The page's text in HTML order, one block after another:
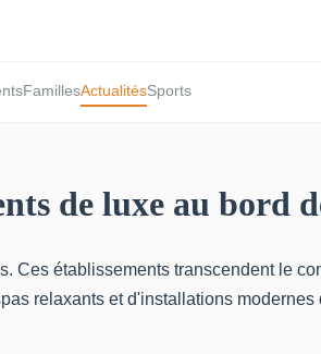
FamillesActualitésSports
de luxe au bord
Ces établissements transcendent le
relaxants et d'installations